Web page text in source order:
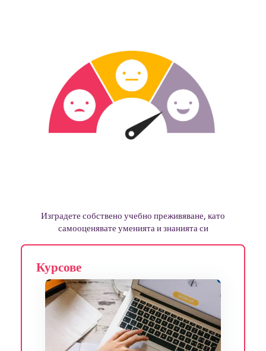
Изградете собствено учебно преживяване, като
самооценявате уменията и знанията си
Курсове